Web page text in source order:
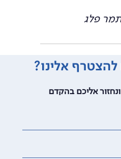
פלג
להצטרף אלינו?
אליכם בהקדם